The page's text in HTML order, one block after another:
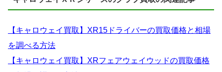
【キャロウェイ買取】XR15ドライバーの買取価格と相場
を調べる方法
【キャロウェイ買取】XRフェアウェイウッドの買取価格